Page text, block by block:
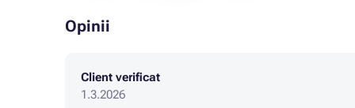
Opinii
Client verificat
1.3.2026